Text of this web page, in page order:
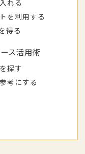
れる
を利用する
得る
ス活用術
探す
考にする